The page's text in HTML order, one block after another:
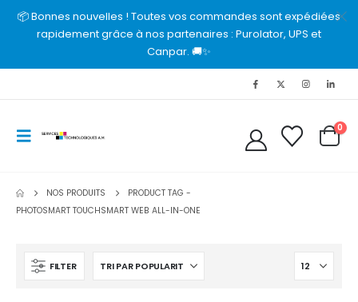
📦 Bonnes nouvelles ! Toutes vos commandes sont expédiées
rapidement grâce à nos partenaires : Purolator, UPS et
Canpar. 🚚✨
0
NOS PRODUITS
PRODUCT TAG -
PHOTOSMART TOUCHSMART WEB ALL-IN-ONE
FILTER